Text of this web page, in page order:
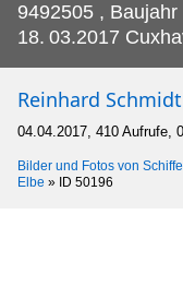
9492505 ,
18. 03.2017
Reinhard Schmidt
04.04.2017, 410 Aufrufe,
Bilder und Fotos von
Elbe » ID 50196